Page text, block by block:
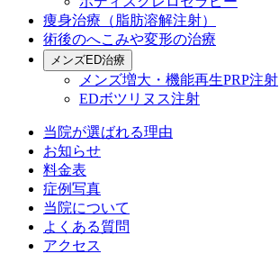
痩身治療（脂肪溶解注射）
術後のへこみや変形の治療
メンズED治療
メンズ増大・機能再生PRP注射
EDボツリヌス注射
当院が選ばれる理由
お知らせ
料金表
症例写真
当院について
よくある質問
アクセス